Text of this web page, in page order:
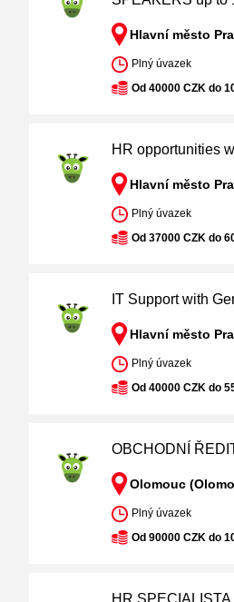
Hlavní město
Plný úvazek
Od 40000 CZK do
HR opportunities
Hlavní město
Plný úvazek
Od 37000 CZK do
IT Support with
Hlavní město
Plný úvazek
Od 40000 CZK do
OBCHODNÍ
Olomouc
Plný úvazek
Od 90000 CZK do
HR